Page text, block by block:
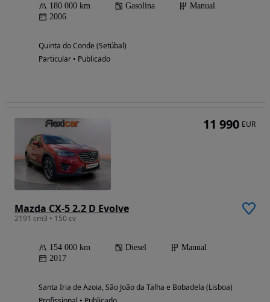
180 000 km Gasolina
Manual
2006
Quinta do Conde (Setúbal)
Particular • Publicado
Mazda CX-5 2.2 D Evolve
2191 cm3 • 150 cv
154 000 km Diesel
Manual
2017
Santa Iria de Azoia, São João da Talha e Bobadela (Lisboa)
11 990 EUR